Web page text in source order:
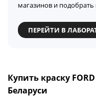
магазинов и
ПЕРЕЙТИ В
Купить краску
Беларуси